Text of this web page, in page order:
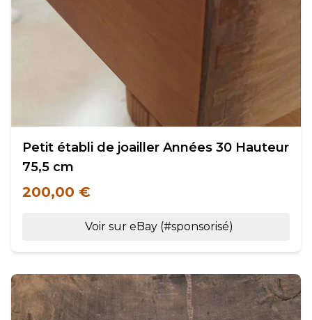
Petit établi de joailler Années 30 Hauteur
75,5 cm
200,00 €
Voir sur eBay (#sponsorisé)